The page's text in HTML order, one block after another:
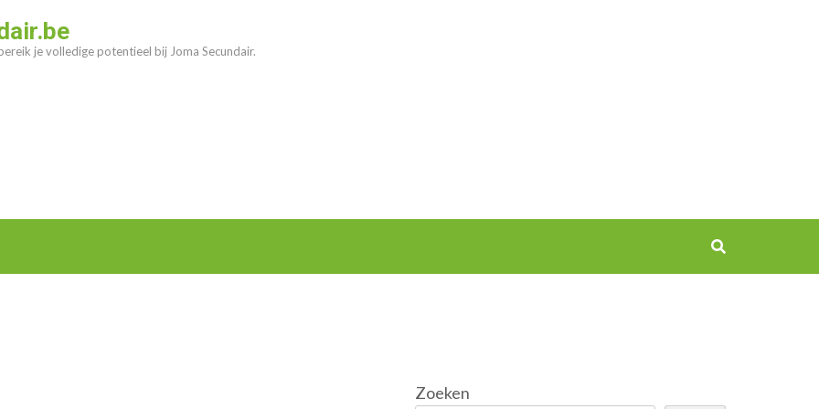
je volledige potentieel bij Joma Secundair.
Zoeken